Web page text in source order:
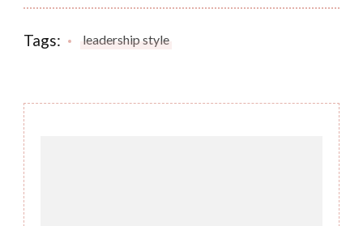
Tags: leadership style